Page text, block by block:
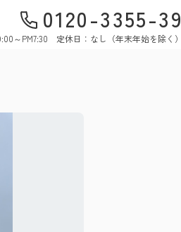
0120-3355-39
～PM7:30 定休日：なし（年末年始を除く）